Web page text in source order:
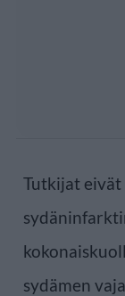
Tutkijat
sydämen